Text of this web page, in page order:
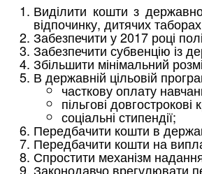
Виділити кошти з
відпочинку, дитячих
Забезпечити у 2017 році
Забезпечити субвенцію із
Збільшити мінімальний
В державній цільовій
часткову оплату
пільгові довгострокові
соціальні стипендії;
Передбачити кошти в
Передбачити кошти на
Спростити механізм
Законодавчо врегулювати